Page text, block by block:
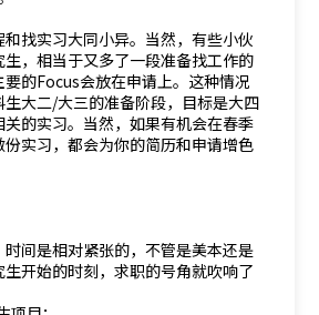
找实习大同小异。当然，有些小伙
，相当于又多了一段准备找工作的
的Focus会放在申请上。这种情况
大二/大三的准备阶段，目标是大四
的实习。当然，如果有机会在春季
实习，都会为你的简历和申请增色
间是相对紧张的，不管是美本还是
开始的时刻，求职的号角就吹响了